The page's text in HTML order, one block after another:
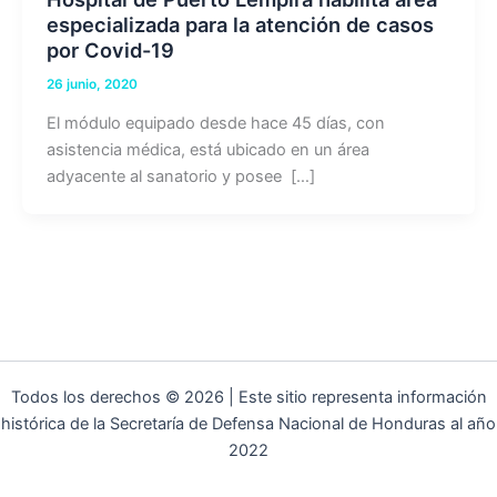
especializada para la atención de casos
por Covid-19
26 junio, 2020
El módulo equipado desde hace 45 días, con
asistencia médica, está ubicado en un área
adyacente al sanatorio y posee […]
Todos los derechos © 2026 | Este sitio representa información
histórica de la Secretaría de Defensa Nacional de Honduras al año
2022